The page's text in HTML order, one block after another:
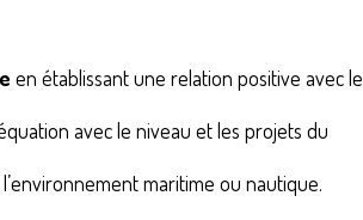
en établissant une relation positive avec le
avec le niveau et les projets du
maritime ou nautique.